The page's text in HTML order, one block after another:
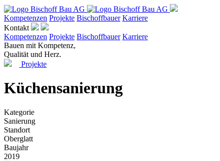
Kompetenzen Projekte Bischoffbauer Karriere
Kontakt
Kompetenzen Projekte Bischoffbauer Karriere
Bauen mit Kompetenz,
Qualität und Herz.
Projekte
Küchensanierung
Kategorie
Sanierung
Standort
Oberglatt
Baujahr
2019